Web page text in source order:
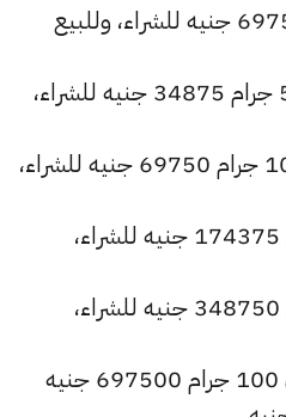
سعر عيار 21 وزن 1 جرام 6975 جنيه للشراء، وللبيع
سعر الذهب عيار 21 وزن 5 جرام 34875 جنيه للشراء،
سعر الذهب عيار 21 وزن 10 جرام 69750 جنيه للشراء،
سعر عيار 21 وزن 25 جرام 174375 جنيه للشراء،
سعر عيار 21 وزن 50 جرام 348750 جنيه للشراء،
أسعار الذهب عيار 21 وزن 100 جرام 697500 جنيه